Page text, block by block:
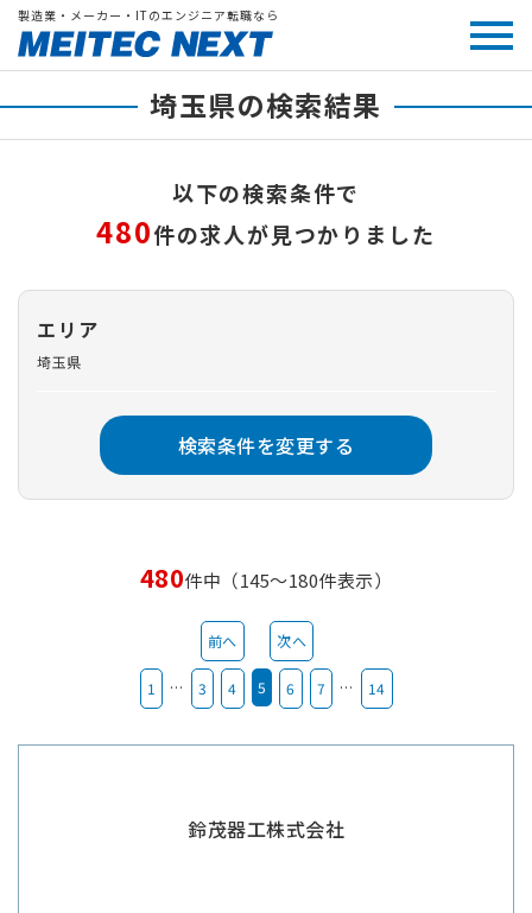
製造業・メーカー・ITのエンジニア転職なら
埼玉県の検索結果
以下の検索条件で
480件の求人が見つかりました
エリア
埼玉県
検索条件を変更する
480件中（145～180件表示）
前へ
1 … 3 4 5 6 7 … 14
次へ
鈴茂器工株式会社